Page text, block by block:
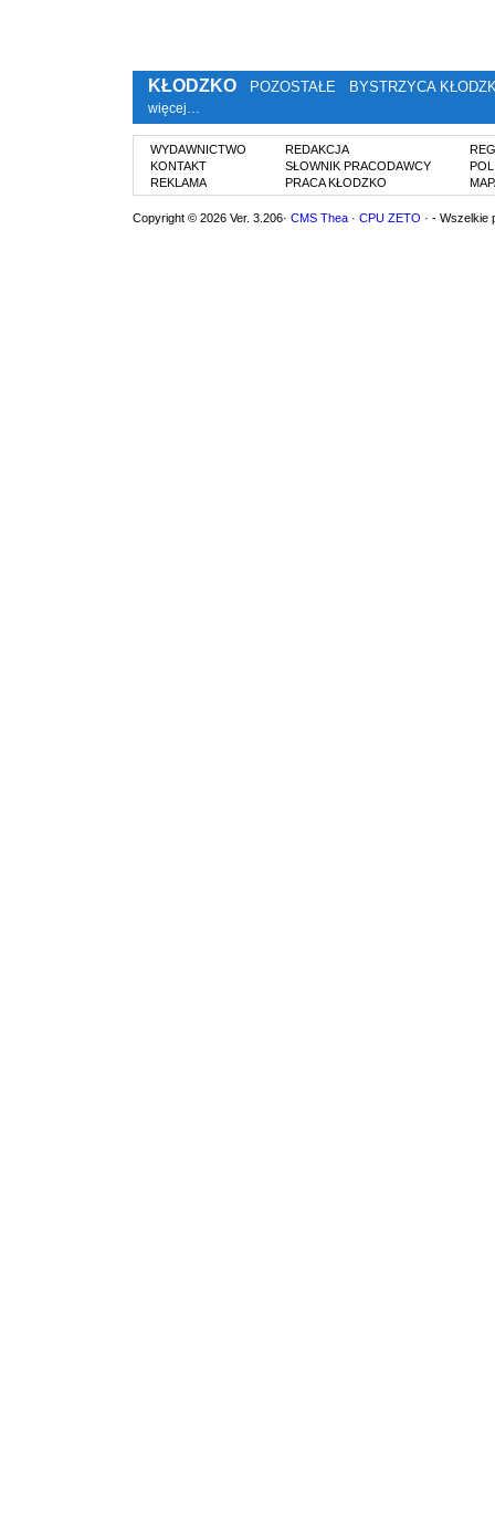
KŁODZKO POZOSTAŁE BYSTRZYCA
więcej…
WYDAWNICTWO
KONTAKT
REKLAMA
REDAKCJA
SŁOWNIK PRACODAWCY
PRACA KŁODZKO
Copyright © 2026 Ver. 3.206· CMS Thea · CPU ZETO · - Wszelkie